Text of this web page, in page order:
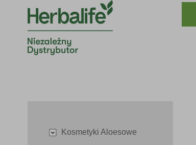
Kosmetyki Aloesowe